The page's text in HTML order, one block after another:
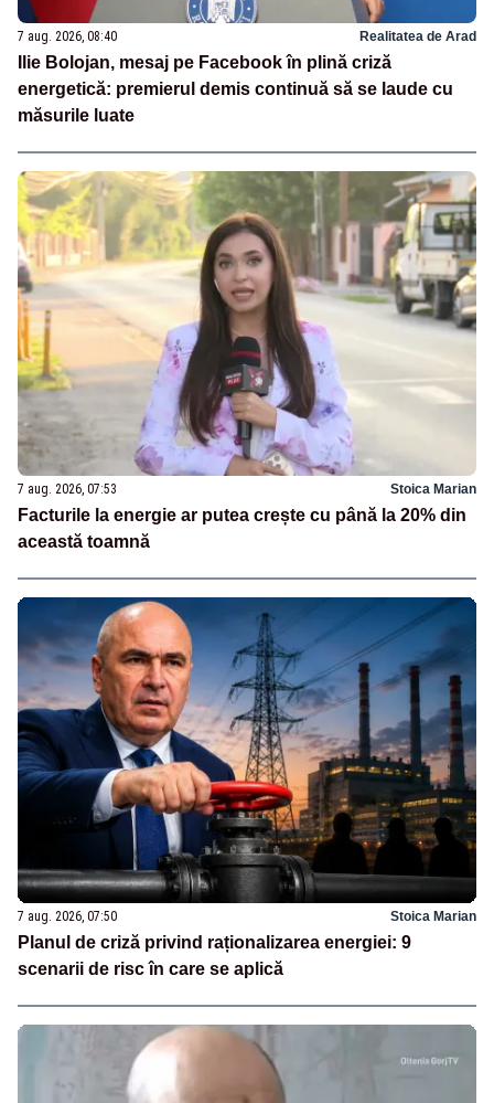
7 aug. 2026, 08:40 Realitatea de Arad
Ilie Bolojan, mesaj pe Facebook în plină criză
energetică: premierul demis continuă să se laude cu
măsurile luate
7 aug. 2026, 07:53 Stoica Marian
Facturile la energie ar putea crește cu până la 20% din
această toamnă
7 aug. 2026, 07:50 Stoica Marian
Planul de criză privind raționalizarea energiei: 9
scenarii de risc în care se aplică